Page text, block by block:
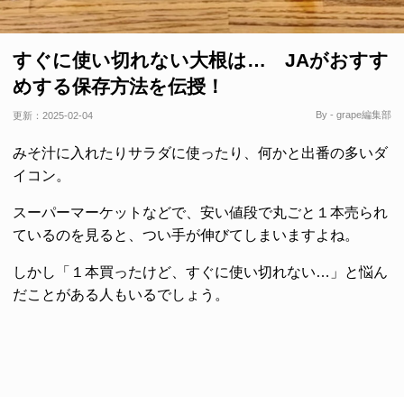
すぐに使い切れない大根は… JAがおすす
めする保存方法を伝授！
更新： 2025-02-04 By - grape編集部
みそ汁に入れたりサラダに使ったり、何かと出番の多いダ
イコン。
スーパーマーケットなどで、安い値段で丸ごと１本売られ
ているのを見ると、つい手が伸びてしまいますよね。
しかし「１本買ったけど、すぐに使い切れない…」と悩ん
だことがある人もいるでしょう。